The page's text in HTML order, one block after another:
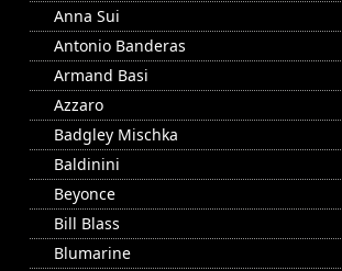
Anna Sui
Antonio Banderas
Armand Basi
Azzaro
Badgley Mischka
Baldinini
Beyonce
Bill Blass
Blumarine